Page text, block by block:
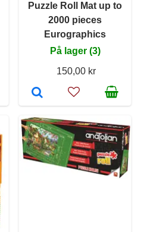
Puzzle Roll Mat up to
2000 pieces
Eurographics
På lager (3)
150,00 kr